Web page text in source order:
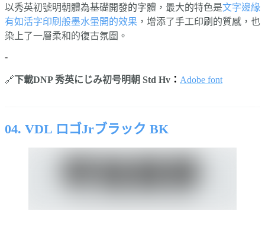
以秀英初號明朝體為基礎開發的字體，最大的特色是文字邊緣
有如活字印刷般墨水暈開的效果 ，增添了手工印刷的質感，也
染上了一層柔和的復古氛圍。
-
🔗下載DNP 秀英にじみ初号明朝 Std Hv ： Adobe font
04. VDL ロゴJrブラック BK